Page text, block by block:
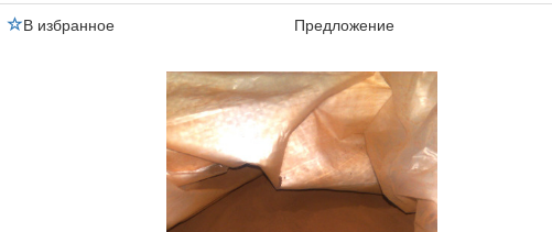
В избранное Предложение